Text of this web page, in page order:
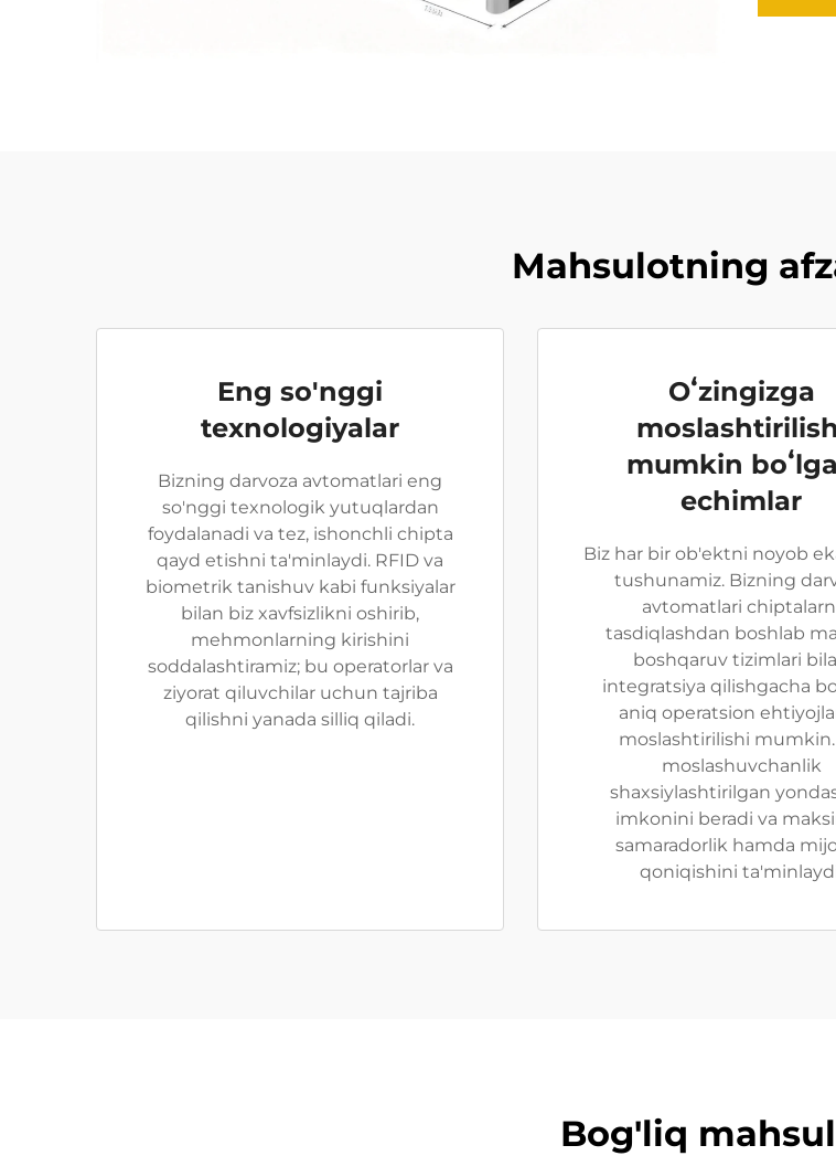
Mahsulotning
Eng so'nggi
texnologiyalar
Bizning darvoza avtomatlari eng
so'nggi texnologik yutuqlardan
foydalanadi va tez, ishonchli chipta
qayd etishni ta'minlaydi. RFID va
biometrik tanishuv kabi funksiyalar
bilan biz xavfsizlikni oshirib,
mehmonlarning kirishini
soddalashtiramiz; bu operatorlar va
ziyorat qiluvchilar uchun tajriba
qilishni yanada silliq qiladi.
Oʻzingizga
mumkin
echimlar
Biz har bir ob'ektni noyob
tushunamiz. Bizning
avtomatlari
tasdiqlashdan boshlab
boshqaruv tizimlari
integratsiya qilishgacha
aniq operatsion
moslashtirilishi
moslashuvchanlik
shaxsiylashtirilgan
imkonini beradi va
samaradorlik hamda
qoniqishini
Bog'liq